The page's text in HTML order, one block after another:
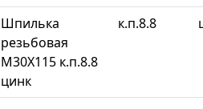
Шпилька
резьбовая
М30Х115 к.п.8.8
цинк
к.п.8.8